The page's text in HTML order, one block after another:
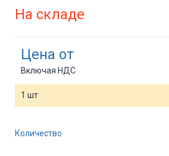
На складе
Цена от
Включая НДС
1 шт
Количество